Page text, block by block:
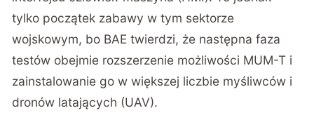
tylko początek zabawy w tym sektorze
wojskowym, bo BAE twierdzi, że następna faza
testów obejmie rozszerzenie możliwości MUM-T i
zainstalowanie go w większej liczbie myśliwców i
dronów latających (UAV).